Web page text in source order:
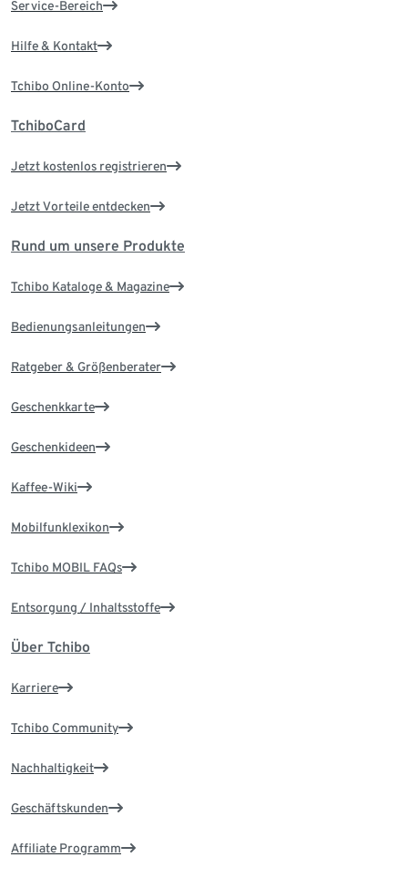
Service-Bereich
Hilfe & Kontakt
Tchibo Online-Konto
TchiboCard
Jetzt kostenlos registrieren
Jetzt Vorteile entdecken
Rund um unsere Produkte
Tchibo Kataloge & Magazine
Bedienungsanleitungen
Ratgeber & Größenberater
Geschenkkarte
Geschenkideen
Kaffee-Wiki
Mobilfunklexikon
Tchibo MOBIL FAQs
Entsorgung / Inhaltsstoffe
Über Tchibo
Karriere
Tchibo Community
Nachhaltigkeit
Geschäftskunden
Affiliate Programm